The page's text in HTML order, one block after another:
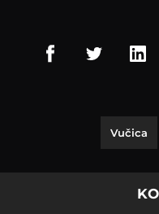
Vučica